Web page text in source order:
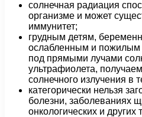
солнечная радиация
организме и может
иммунитет;
грудным детям,
ослабленным и пожилым
под прямыми лучами
ультрафиолета,
солнечного излучения в
категорически нельзя
болезни, заболеваниях
онкологических и